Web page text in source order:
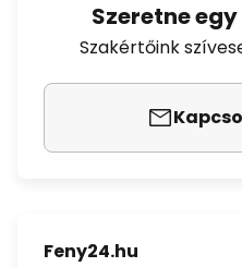
Szeretne
Szakértőink
Feny24.hu